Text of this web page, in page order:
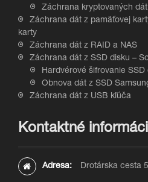
Záchrana kryptovaných
Záchrana dát z pamäťovej
karty
Záchrana dát z RAID a NAS
Záchrana dát z SSD disku –
Hardvérové šifrovanie SSD
Obnova dát z SSD
Záchrana dát z USB kľúča
Kontaktné
Adresa: Drotárska cesta